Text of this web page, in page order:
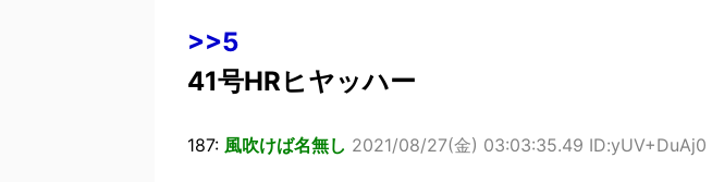
>>5
41号HRヒヤッハー
187: 風吹けば名無し 2021/08/27(金) 03:03:35.49 ID:yUV+DuAj0